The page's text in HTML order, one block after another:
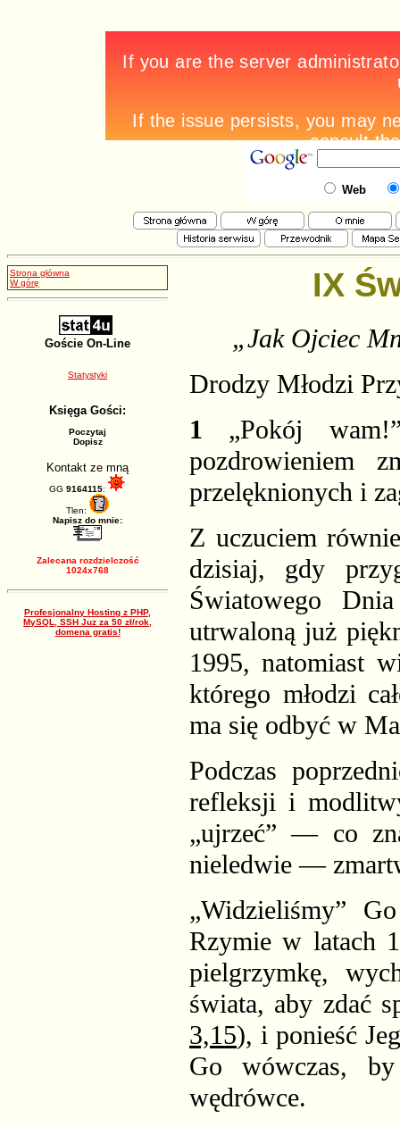
Web
Strona główna
W górę
Goście On-Line
Statystyki
Księga Gości:
Poczytaj
Dopisz
Kontakt ze mną
GG 9164115:
Tlen:
Napisz do mnie:
Zalecana rozdzielczość
1024x768
Profesjonalny Hosting z PHP,
MySQL, SSH Juz za 50 zł/rok,
domena gratis!
IX
„Jak Ojciec
Drodzy Młodzi
1 „Pokój
pozdrowieniem
przelęknionych i
Z uczuciem
dzisiaj, gdy
Światowego
utrwaloną już
1995, natomiast
którego młodzi
ma się odbyć w
Podczas
refleksji i
„ujrzeć” — co
nieledwie —
„Widzieliśmy”
Rzymie w latach
pielgrzymkę,
świata, aby zdać
3,15), i ponieść
Go wówczas,
wędrówce.